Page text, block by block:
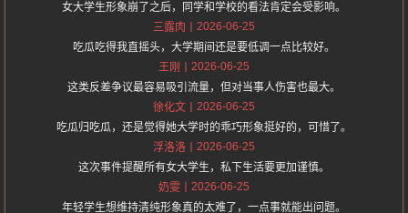
女大学生形象崩了之后，同学和学校的看法肯定会受影响。
三露肉
2026-06-25
吃瓜吃得我直摇头，大学期间还是要低调一点比较好。
王刚
2026-06-25
这类反差争议最容易吸引流量，但对当事人伤害也最大。
徐化文
2026-06-25
吃瓜归吃瓜，还是觉得她大学时的乖巧形象挺好的，可惜了。
浮洛洛
2026-06-25
这次事件提醒所有女大学生，私下生活要更加谨慎。
奶雯
2026-06-25
年轻学生想维持清纯形象真的太难了，一点事就能出问题。